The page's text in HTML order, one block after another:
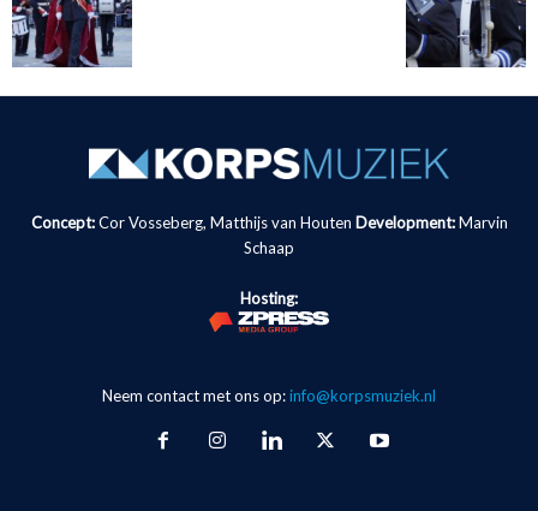
Concept:Cor Vosseberg, Matthijs van Houten Development: Marvin
Schaap
Hosting:
Neem contact met ons op:info@korpsmuziek.nl